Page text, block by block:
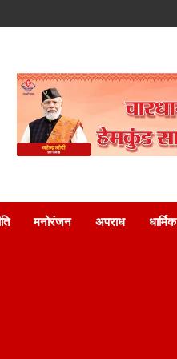
मनोरंजन अपराध धार्मिक